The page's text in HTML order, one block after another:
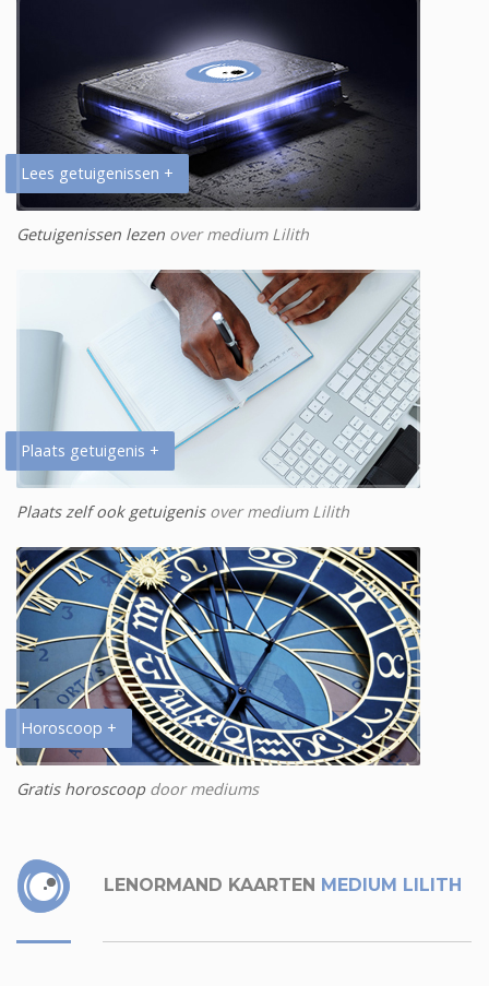
Lees getuigenissen +
Getuigenissen lezen over medium Lilith
Plaats getuigenis +
Plaats zelf ook getuigenisover medium Lilith
Horoscoop +
Gratis horoscoopdoor mediums
LENORMAND KAARTEN MEDIUM LILITH